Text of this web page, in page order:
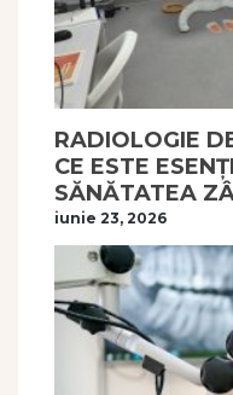
RADIOLOGIE
CE ESTE
SĂNĂTATEA
iunie 23, 2026